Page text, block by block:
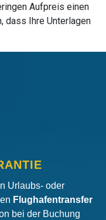
Aufpreis einen
dass Ihre Unterlagen
Urlaubs- oder
Flughafentransfer
bei der Buchung